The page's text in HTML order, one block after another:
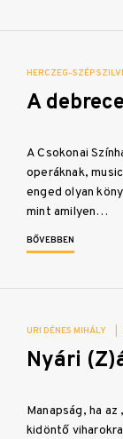
HERCZEG-SZÉP
A
A Csokonai
operáknak,
enged olyan
mint amilyen…
BŐVEBBEN
URI DÉNES MIHÁLY
Nyári
Manapság, ha
kidöntő